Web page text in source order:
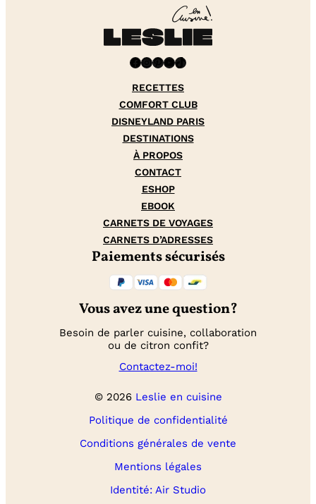
Facebook InstagramPinterest YouTube TikTok
RECETTES
COMFORT CLUB
DISNEYLAND PARIS
DESTINATIONS
À PROPOS
CONTACT
ESHOP
EBOOK
CARNETS DE VOYAGES
CARNETS D’ADRESSES
Paiements sécurisés
Vous avez une question?
Besoin de parler cuisine, collaboration
ou de citron confit?
Contactez-moi!
© 2026 Leslie en cuisine
Politique de confidentialité
Conditions générales de vente
Mentions légales
Identité: Air Studio